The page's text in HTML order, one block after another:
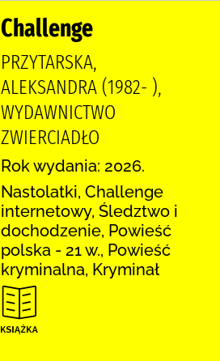
Challenge
PRZYTARSKA,
ALEKSANDRA (1982- ),
WYDAWNICTWO
ZWIERCIADŁO
Rok wydania: 2026.
Nastolatki, Challenge
internetowy, Śledztwo i
dochodzenie, Powieść
polska - 21 w., Powieść
kryminalna, Kryminał